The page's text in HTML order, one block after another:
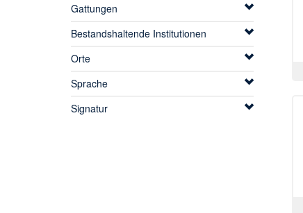
Gattungen
Bestandshaltende Institutionen
Orte
Sprache
Signatur